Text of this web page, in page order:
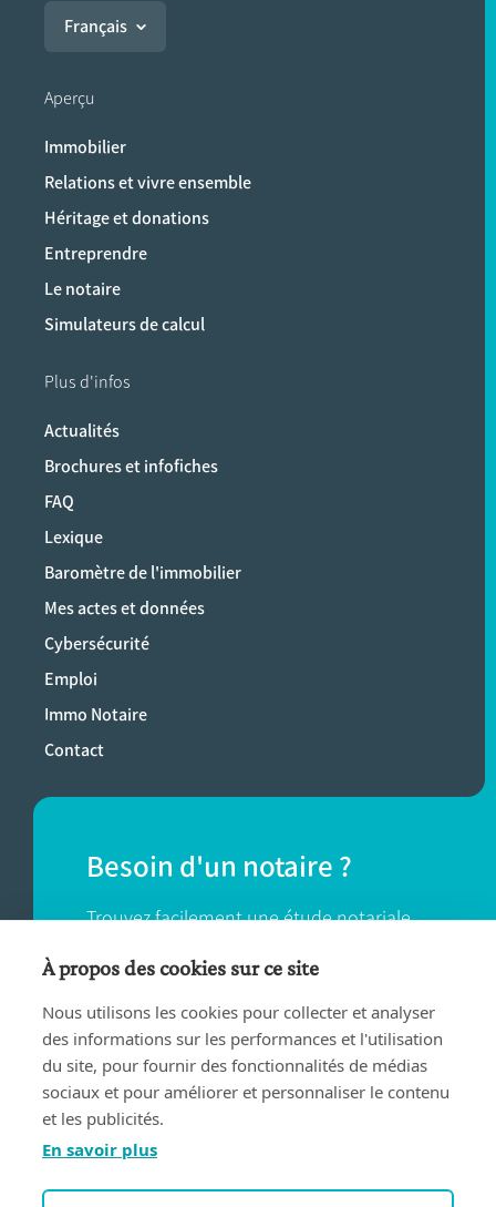
Français
Aperçu
Immobilier
Relations et vivre ensemble
Héritage et donations
Entreprendre
Le notaire
Simulateurs de calcul
Plus d'infos
Actualités
Brochures et infofiches
FAQ
Lexique
Baromètre de l'immobilier
Mes actes et données
Cybersécurité
Emploi
Immo Notaire
Contact
Besoin d'un notaire ?
Trouvez facilement une étude notariale
près de chez vous.
TROUVER UN NOTAIRE
Conditions d'utilisation
À propos des cookies sur ce site
Nous utilisons les cookies pour collecter et analyser
des informations sur les performances et l'utilisation
du site, pour fournir des fonctionnalités de médias
sociaux et pour améliorer et personnaliser le contenu
et les publicités.
En savoir plus